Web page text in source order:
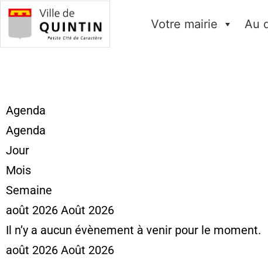
Votre mairie Au
Agenda
Agenda
Jour
Mois
Semaine
août 2026 Août 2026
Il n’y a aucun évènement à venir pour le moment.
août 2026 Août 2026